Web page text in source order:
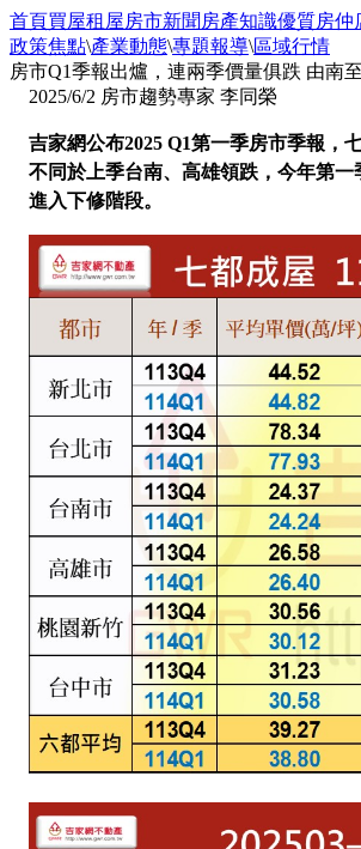
首頁買屋租屋房市新聞 房產知識優質房仲
政策焦點\產業動態\專題報導\區域行情
房市Q1季報出爐，連兩季價量俱跌 由南
2025/6/2 房市趨勢專家 李同榮
吉家網公布2025 Q1第一季房市季報，
不同於上季台南、高雄領跌，今年第
進入下修階段。